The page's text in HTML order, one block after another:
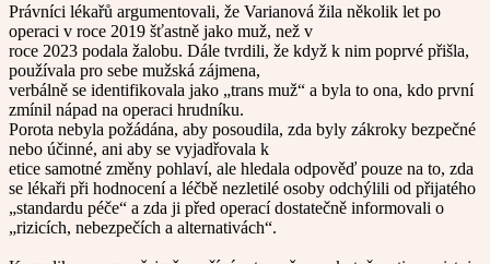
Právníci lékařů argumentovali, že Varianová žila několik let po
operaci v roce 2019 šťastně jako muž, než v
roce 2023 podala žalobu. Dále tvrdili, že když k nim poprvé přišla,
používala pro sebe mužská zájmena,
verbálně se identifikovala jako „trans muž“ a byla to ona, kdo první
zmínil nápad na operaci hrudníku.
Porota nebyla požádána, aby posoudila, zda byly zákroky bezpečné
nebo účinné, ani aby se vyjadřovala k
etice samotné změny pohlaví, ale hledala odpověď pouze na to, zda
se lékaři při hodnocení a léčbě nezletilé osoby odchýlili od přijatého
„standardu péče“ a zda ji před operací dostatečně informovali o
„rizicích, nebezpečích a alternativách“.